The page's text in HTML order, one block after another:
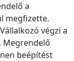
a
megfizette.
végzi a
Megrendelő
beépítést